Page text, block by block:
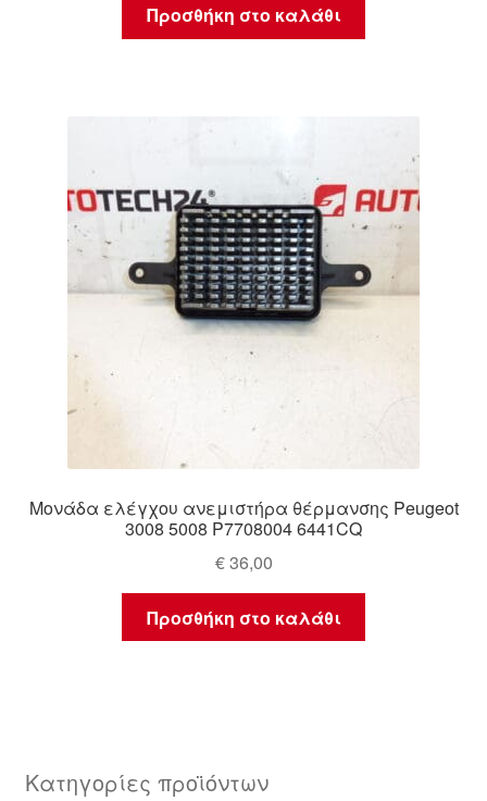
Προσθήκη στο καλάθι
Μονάδα ελέγχου ανεμιστήρα θέρμανσης Peugeot
3008 5008 P7708004 6441CQ
€36,00
Προσθήκη στο καλάθι
Κατηγορίες προϊόντων